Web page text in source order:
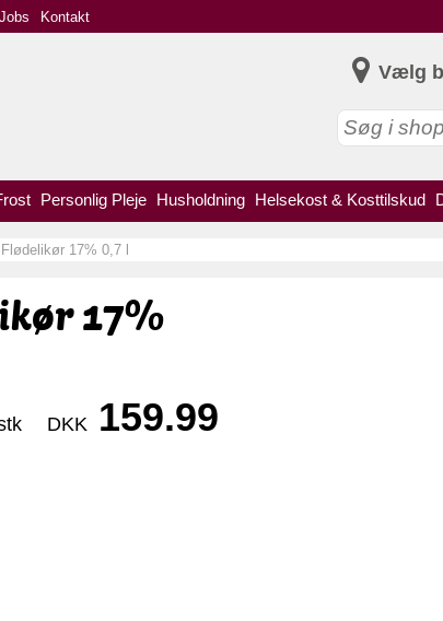
Vælg
Personlig Pleje Husholdning Helsekost & Kosttilskud
17% 0,7 l
17%
DKK 159.99
Jobs Kontakt